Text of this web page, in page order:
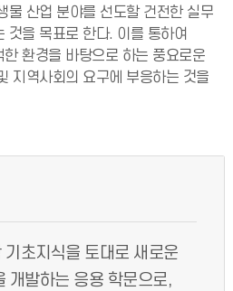
물 산업 분야를 선도할 건전한 실무
것을 목표로 한다. 이를 통하여
환경을 바탕으로 하는 풍요로운
지역사회의 요구에 부응하는 것을
초지식을 토대로 새로운
개발하는 응용 학문으로,